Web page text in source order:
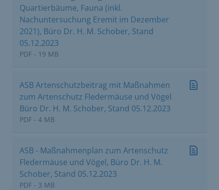
Quartierbäume, Fauna (inkl.
Nachuntersuchung Eremit im Dezember
2021), Büro Dr. H. M. Schober, Stand
05.12.2023
PDF - 19 MB
ASB Artenschutzbeitrag mit Maßnahmen
zum Artenschutz Fledermäuse und Vögel
Büro Dr. H. M. Schober, Stand 05.12.2023
PDF - 4 MB
ASB - Maßnahmenplan zum Artenschutz
Fledermäuse und Vögel, Büro Dr. H. M.
Schober, Stand 05.12.2023
PDF - 3 MB